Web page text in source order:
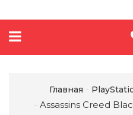
Главная
Assassins Creed